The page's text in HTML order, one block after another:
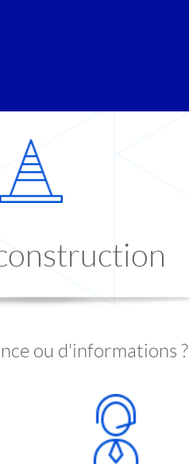
ou d'informations ?